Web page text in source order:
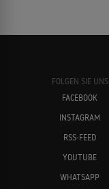
FOLGEN SIE UNS
FACEBOOK
INSTAGRAM
RSS-FEED
YOUTUBE
WHATSAPP